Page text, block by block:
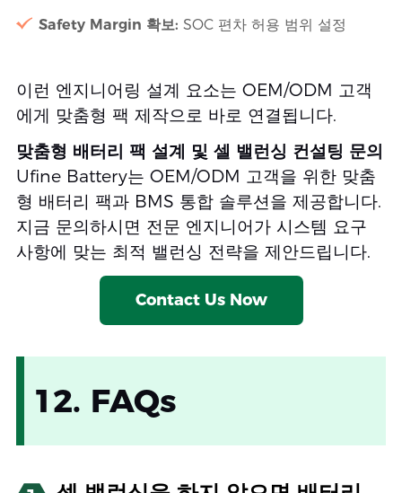
Safety Margin 확보: SOC 편차 허용 범위 설정
이런 엔지니어링 설계 요소는 OEM/ODM 고객
에게 맞춤형 팩 제작으로 바로 연결됩니다.
맞춤형 배터리 팩 설계 및 셀 밸런싱 컨설팅 문의
Ufine Battery는 OEM/ODM 고객을 위한 맞춤
형 배터리 팩과 BMS 통합 솔루션을 제공합니다.
지금 문의하시면 전문 엔지니어가 시스템 요구
사항에 맞는 최적 밸런싱 전략을 제안드립니다.
Contact Us Now
12. FAQs